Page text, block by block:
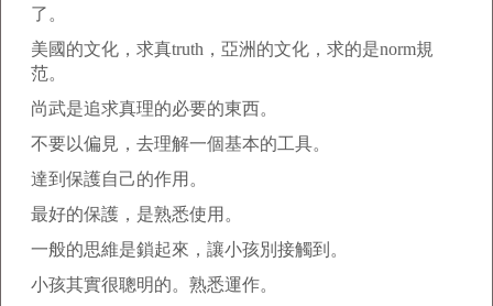
了。
美國的文化，求真truth，亞洲的文化，求的是norm規
范。
尚武是追求真理的必要的東西。
不要以偏見，去理解一個基本的工具。
達到保護自己的作用。
最好的保護，是熟悉使用。
一般的思維是鎖起來，讓小孩別接觸到。
小孩其實很聰明的。熟悉運作。